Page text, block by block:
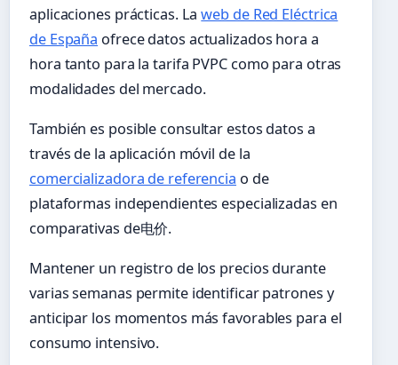
aplicaciones prácticas. Laweb de Red Eléctrica
de España ofrece datos actualizados hora a
hora tanto para la tarifa PVPC como para otras
modalidades del mercado.
También es posible consultar estos datos a
través de la aplicación móvil de la
comercializadora de referencia o de
plataformas independientes especializadas en
comparativas de电价.
Mantener un registro de los precios durante
varias semanas permite identificar patrones y
anticipar los momentos más favorables para el
consumo intensivo.